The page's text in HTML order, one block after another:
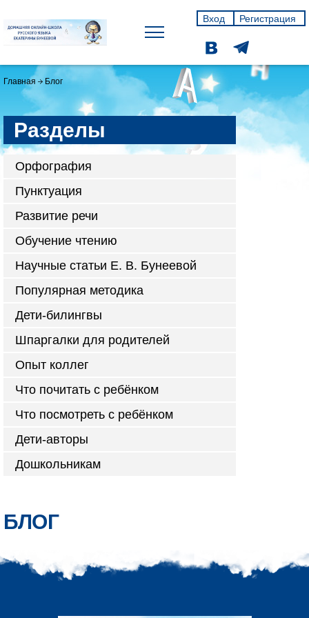
Вход Регистрация
Главная Блог
БЛОГ
Разделы
Орфография
Пунктуация
Развитие речи
Обучение чтению
Научные статьи Е. В. Бунеевой
Популярная методика
Дети-билингвы
Шпаргалки для родителей
Опыт коллег
Что почитать с ребёнком
Что посмотреть с ребёнком
Дети-авторы
Дошкольникам